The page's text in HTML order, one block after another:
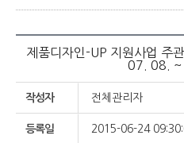
제품디자인-UP 지원사업 주
07. 08. ~
작성자 전체관리자
등록일 2015-06-24